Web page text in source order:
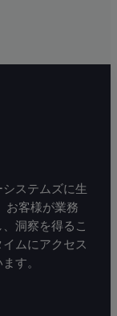
ステムズに生
お客様が業務
洞察を得るこ
ムにアクセス
す。